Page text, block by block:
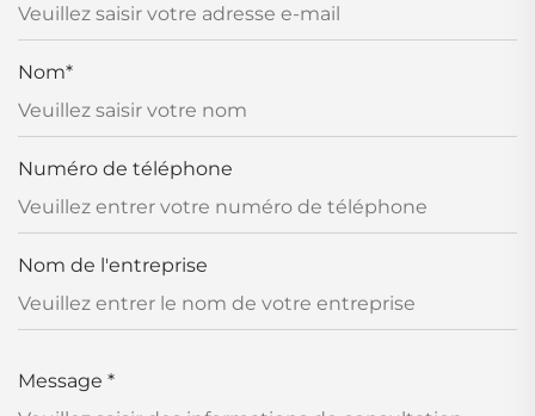
Nom*
Numéro de téléphone
Nom de l'entreprise
Message *